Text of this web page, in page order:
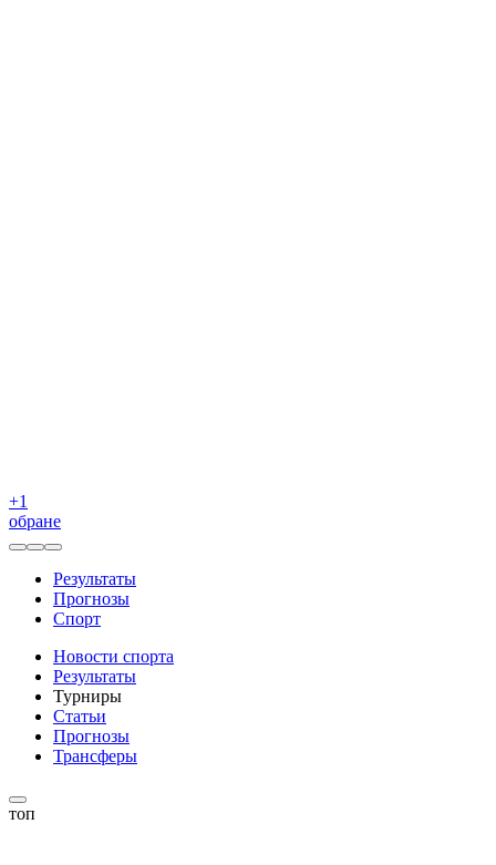
+1
обране
Результаты
Прогнозы
Спорт
Новости спорта
Результаты
Турниры
Статьи
Прогнозы
Трансферы
топ